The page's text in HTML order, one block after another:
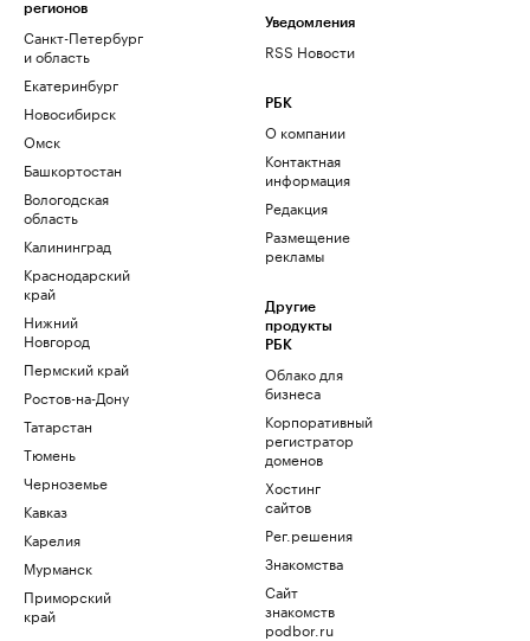
регионов
Санкт-Петербург
и область
Екатеринбург
Новосибирск
Омск
Башкортостан
Вологодская
область
Калининград
Краснодарский
край
Нижний
Новгород
Пермский край
Ростов-на-Дону
Татарстан
Тюмень
Черноземье
Кавказ
Карелия
Мурманск
Приморский
край
Уведомления
RSS Новости
РБК
О компании
Контактная
информация
Редакция
Размещение
рекламы
Другие
продукты
РБК
Облако для
бизнеса
Корпоративный
регистратор
доменов
Хостинг
сайтов
Рег.решения
Знакомства
Сайт
знакомств
podbor.ru